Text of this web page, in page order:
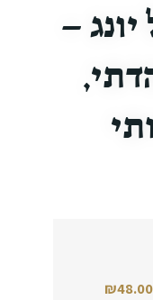
–
₪48.00